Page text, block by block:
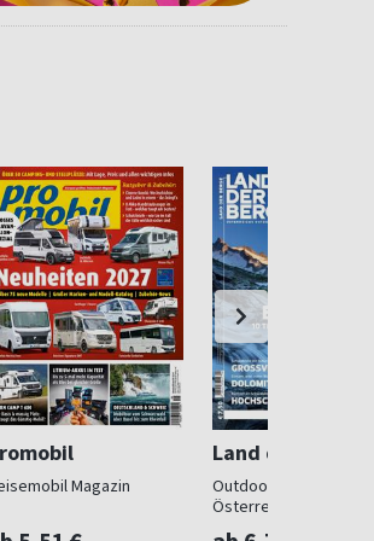
Magazin
Land der Berge
Outdoorsport in
Österreich